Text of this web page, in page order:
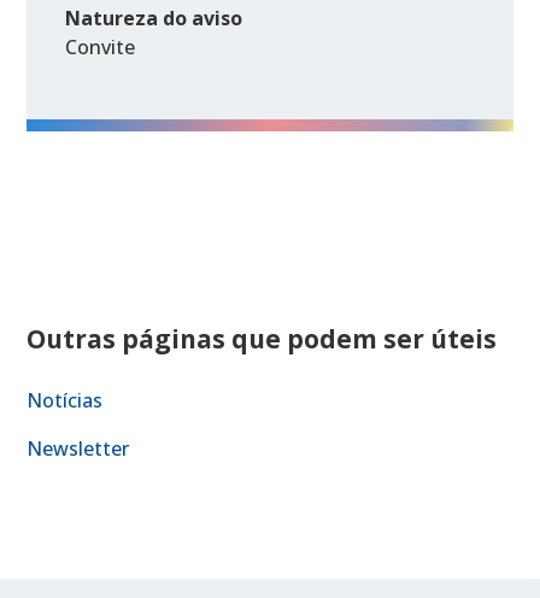
Natureza do aviso
Convite
Outras páginas que podem ser úteis
Notícias
Newsletter